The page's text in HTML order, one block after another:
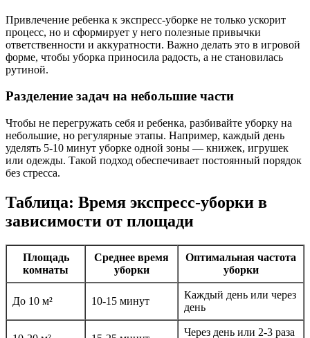
Привлечение ребенка к экспресс-уборке не только ускорит
процесс, но и сформирует у него полезные привычки
ответственности и аккуратности. Важно делать это в игровой
форме, чтобы уборка приносила радость, а не становилась
рутиной.
Разделение задач на небольшие части
Чтобы не перегружать себя и ребенка, разбивайте уборку на
небольшие, но регулярные этапы. Например, каждый день
уделять 5-10 минут уборке одной зоны — книжек, игрушек
или одежды. Такой подход обеспечивает постоянный порядок
без стресса.
Таблица: Время экспресс-уборки в
зависимости от площади
Площадь
комнаты
Среднее время
уборки
Оптимальная частота
уборки
До 10 м² 10-15 минут
Каждый день или через
день
Через день или 2-3 раза